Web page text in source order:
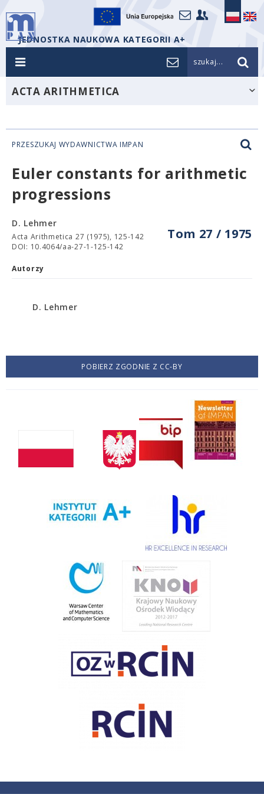
JEDNOSTKA NAUKOWA KATEGORII A+
szukaj...
ACTA ARITHMETICA
PRZESZUKAJ WYDAWNICTWA IMPAN
Euler constants for arithmetic
progressions
Tom 27 / 1975
D. Lehmer
Acta Arithmetica 27 (1975), 125-142
DOI: 10.4064/aa-27-1-125-142
Autorzy
D. Lehmer
POBIERZ ZGODNIE Z CC-BY